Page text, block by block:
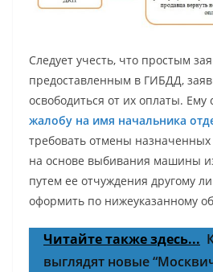
Следует учесть, что простым
предоставленным в ГИБДД,
освободиться от их оплаты. Ему
жалобу на имя начальника
требовать отмены
на основе выбивания машины
путем ее отчуждения другому
оформить по нижеуказанному
Читайте также здесь...
выглядят новые